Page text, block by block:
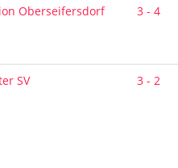
Oberseifersdorf 3 - 4
SV 3 - 2